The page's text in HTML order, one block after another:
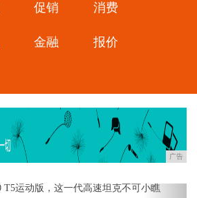
促销 消费
金融 报价
广告